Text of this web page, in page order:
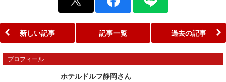
新しい記事 記事一覧 過去の記事
プロフィール
ホテルドルフ静岡さん